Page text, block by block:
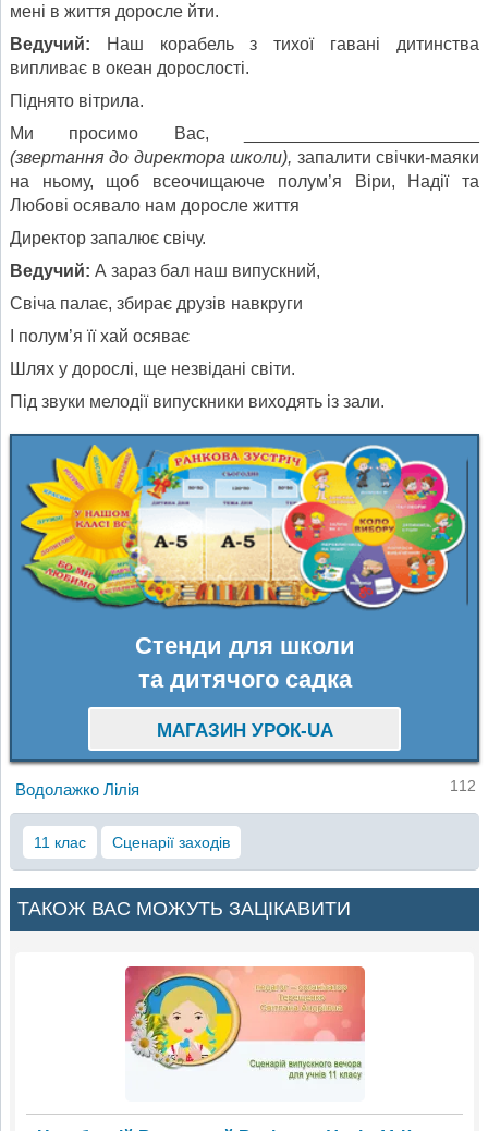
мені в життя доросле йти.
Ведучий: Наш корабель з тихої гавані дитинства
випливає в океан дорослості.
Піднято вітрила.
Ми просимо Вас, ________________________
(звертання до директора школи), запалити свічки-маяки
на ньому, щоб всеочищаюче полум’я Віри, Надії та
Любові осявало нам доросле життя
Директор запалює свічу.
Ведучий: А зараз бал наш випускний,
Свіча палає, збирає друзів навкруги
І полум’я її хай осяває
Шлях у дорослі, ще незвідані світи.
Під звуки мелодії випускники виходять із зали.
Стенди для школи
та дитячого садка
МАГАЗИН УРОК-UA
Водолажко Лілія 112
11 клас Сценарії заходів
ТАКОЖ ВАС МОЖУТЬ ЗАЦІКАВИТИ